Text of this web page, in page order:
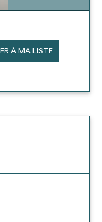
À MA LISTE